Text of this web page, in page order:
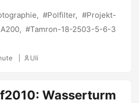
PS: @ Jana : Teilnehmer #188 -
Polfilter
Projekt-
Tamron-18-2503-5-6-3
Uli
Wasserturm